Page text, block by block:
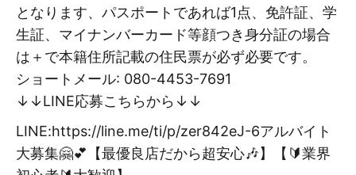
となります、パスポートであれば1点、免許証、学
生証、マイナンバーカード等顔つき身分証の場合
は＋で本籍住所記載の住民票が必ず必要です。
ショートメール: 080-4453-7691
↓↓LINE応募こちらから↓↓
LINE:https://line.me/ti/p/zer842eJ-6アルバイト
大募集🤗💕【最優良店だから超安心🎶】【🔰業界